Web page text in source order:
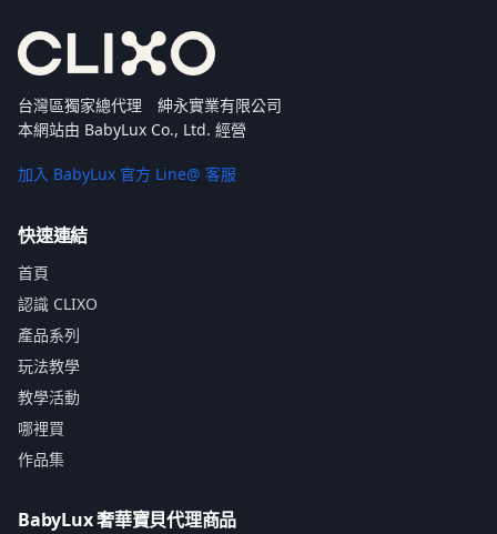
台灣區獨家總代理 紳永實業有限公司
本網站由 BabyLux Co., Ltd. 經營
加入 BabyLux 官方 Line@ 客服
快速連結
首頁
認識 CLIXO
產品系列
玩法教學
教學活動
哪裡買
作品集
BabyLux 奢華寶貝代理商品